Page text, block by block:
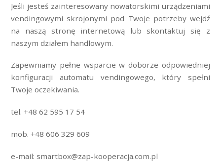
Jeśli jesteś zainteresowany nowatorskimi urządzeniami
vendingowymi skrojonymi pod Twoje potrzeby wejdź
na naszą stronę internetową lub skontaktuj się z
naszym działem handlowym.
Zapewniamy pełne wsparcie w doborze odpowiedniej
konfiguracji automatu vendingowego, który spełni
Twoje oczekiwania.
tel. +48 62 595 17 54
mob. +48 606 329 609
e-mail: smartbox@zap-kooperacja.com.pl